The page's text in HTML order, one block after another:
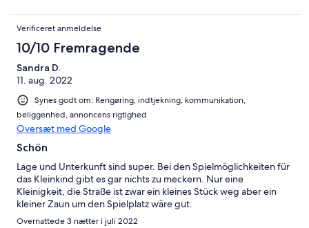
Verificeret anmeldelse
10/10 Fremragende
Sandra D.
11. aug. 2022
Synes godt om: Rengøring, indtjekning, kommunikation,
beliggenhed, annoncens rigtighed
Oversæt med Google
Schön
Lage und Unterkunft sind super. Bei den Spielmöglichkeiten für
das Kleinkind gibt es gar nichts zu meckern. Nur eine
Kleinigkeit, die Straße ist zwar ein kleines Stück weg aber ein
kleiner Zaun um den Spielplatz wäre gut.
Overnattede 3 nætter i juli 2022